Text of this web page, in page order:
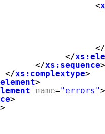
<
</
</
</xs:sequence>
</xs:complextype>
>
name="errors"
>
>